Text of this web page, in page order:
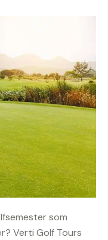
som
Verti Golf Tours